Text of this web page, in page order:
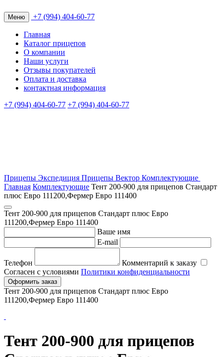
Меню +7 (994) 404-60-77
Главная
Каталог прицепов
О компании
Наши услуги
Отзывы покупателей
Оплата и доставка
контактная информация
+7 (994) 404-60-77 +7 (994) 404-60-77
Прицепы Экспедиция Прицепы Вектор Комплектующие
Главная Комплектующие Тент 200-900 для прицепов Стандарт
плюс Евро 111200,Фермер Евро 111400
Тент 200-900 для прицепов Стандарт плюс Евро
111200,Фермер Евро 111400
Ваше имя
E-mail
Телефон
Комментарий к заказу
Согласен с условиями Политики конфиденциальности
Оформить заказ
Тент 200-900 для прицепов Стандарт плюс Евро
111200,Фермер Евро 111400
Тент 200-900 для прицепов